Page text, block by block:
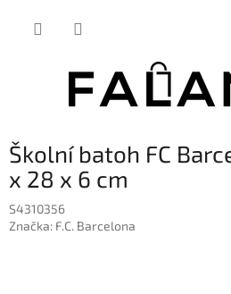
Školní batoh FC
x 28 x 6 cm
S4310356
Značka: F.C. Barcelona